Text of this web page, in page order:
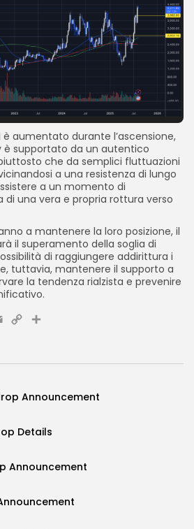
aumentato durante l’ascensione,
è supportato da un autentico
che da semplici fluttuazioni
a una resistenza di lungo
a un momento di
una vera e propria rottura verso
a mantenere la loro posizione, il
il superamento della soglia di
di raggiungere addirittura i
tuttavia, mantenere il supporto a
la tendenza rialzista e prevenire
CopyShare
Announcement
Details
Announcement